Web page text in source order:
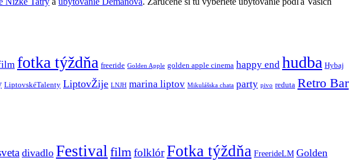
fotka týždňa freeride Golden Apple golden apple cinema happy end hudba Hybaj
LiptovskéTalenty LiptovŽije LNJH marina liptov Mikulášska chata party pivo reduta Retro Bar
divadlo Festival filmfolklórFotka týždňa FreerideLM Golden